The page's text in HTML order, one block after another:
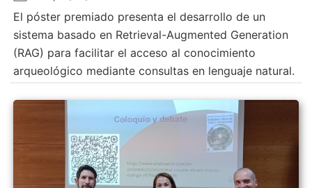
El póster premiado presenta el desarrollo de un
sistema basado en Retrieval-Augmented Generation
(RAG) para facilitar el acceso al conocimiento
arqueológico mediante consultas en lenguaje natural.